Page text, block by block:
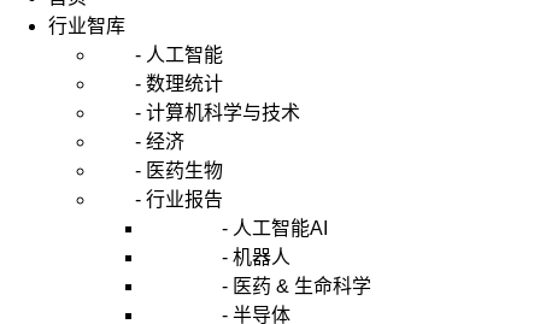
行业智库
- 人工智能
- 数理统计
- 计算机科学与技术
- 经济
- 医药生物
- 行业报告
- 人工智能AI
- 机器人
- 医药 & 生命科学
- 半导体